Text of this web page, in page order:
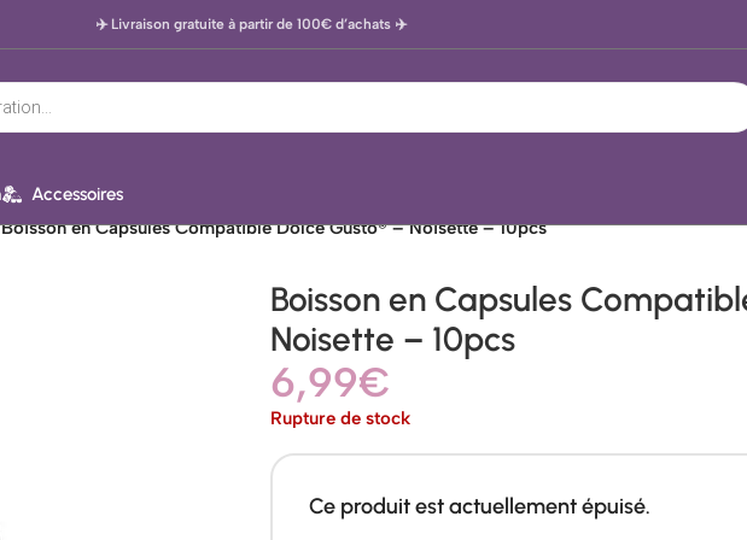
✈️ Livraison gratuite à partir de 100€ d’achats ✈️
Accessoires
Boisson en Capsules Compatible Dolce Gusto® – Noisette – 10pcs
Boisson en Capsules
Noisette – 10pcs
6,99€
Rupture de stock
Ce produit est actuellement épuisé.